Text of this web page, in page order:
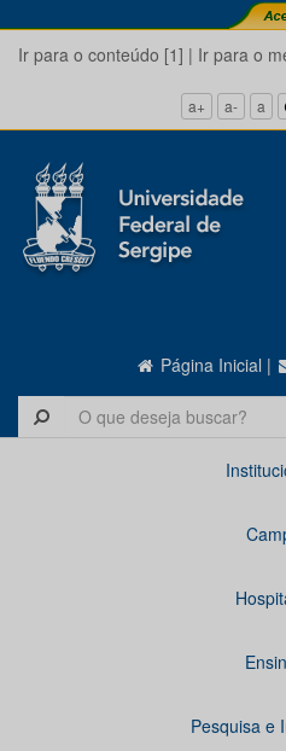
Ir para o conteúdo [1] | Ir para o
a+ a- a
Página Inicial |
Pesquisa e